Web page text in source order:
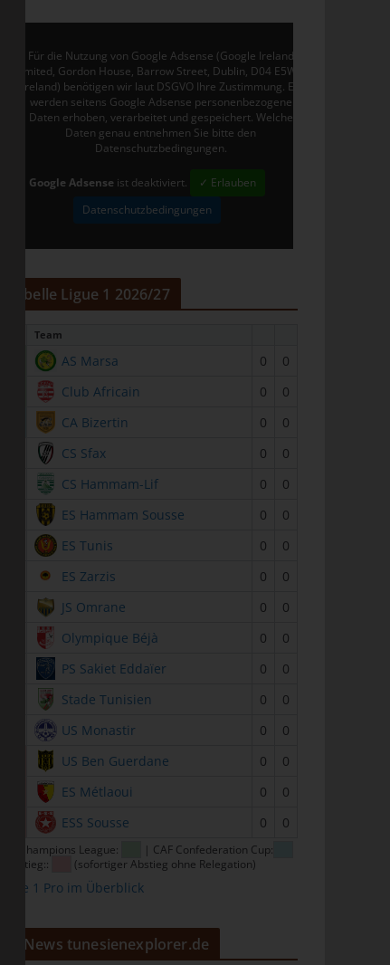
Für die Nutzung von Google Adsense (Google Ireland
Limited, Gordon House, Barrow Street, Dublin, D04 E5W5,
Ireland) benötigen wir laut DSGVO Ihre Zustimmung. Es
werden seitens Google Adsense personenbezogene
Daten erhoben, verarbeitet und gespeichert. Welche
Daten genau entnehmen Sie bitte den
Datenschutzbedingungen.
Google Adsense ist deaktiviert.
✓ Erlauben
Datenschutzbedingungen
Tabelle Ligue 1 2026/27
Team
AS Marsa 0
0
Club Africain 0
0
CA Bizertin 0
0
CS Sfax 0
0
CS Hammam-Lif 0
0
ES Hammam Sousse 0
0
ES Tunis 0
0
ES Zarzis 0
0
JS Omrane 0
0
Olympique Béjà 0
0
PS Sakiet Eddaïer 0
0
Stade Tunisien 0
0
US Monastir 0
0
US Ben Guerdane 0
0
ES Métlaoui 0
0
ESS Sousse 0 0
CAF Champions League:
| CAF Confederation Cup:
| Abstieg::
(sofortiger Abstieg ohne Relegation)
Ligue 1 Pro im Überblick
News tunesienexplorer.de